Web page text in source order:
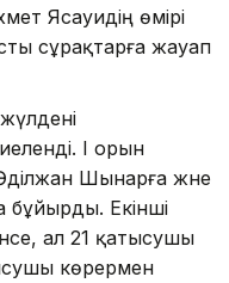
Ясауидің өмірі
сұрақтарға жауап
І орын
Шынарға және
Екінші
ал 21 қатысушы
көрермен